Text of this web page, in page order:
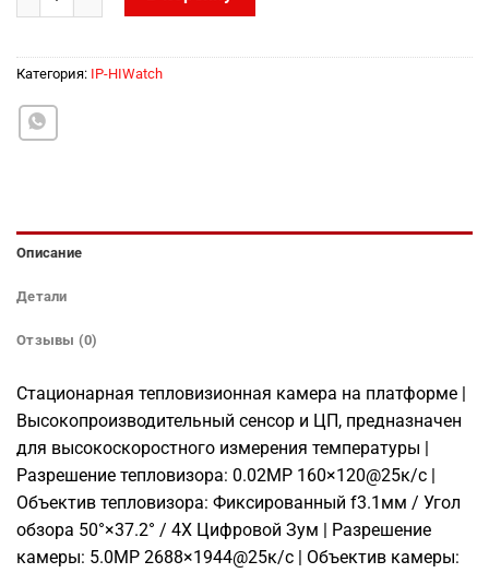
Категория: IP-HIWatch
Описание
Детали
Отзывы (0)
Стационарная тепловизионная камера на платформе |
Высокопроизводительный сенсор и ЦП, предназначен
для высокоскоростного измерения температуры |
Разрешение тепловизора: 0.02MP 160×120@25к/с |
Объектив тепловизора: Фиксированный f3.1мм / Угол
обзора 50°×37.2° / 4X Цифровой Зум | Разрешение
камеры: 5.0MP 2688×1944@25к/с | Объектив камеры: